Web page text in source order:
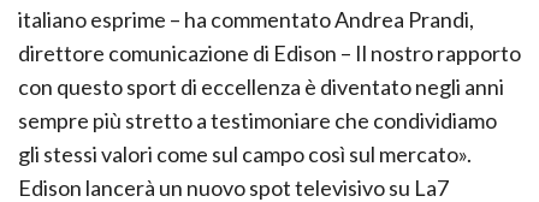
italiano esprime – ha commentato Andrea Prandi,
direttore comunicazione di Edison – Il nostro rapporto
con questo sport di eccellenza è diventato negli anni
sempre più stretto a testimoniare che condividiamo
gli stessi valori come sul campo così sul mercato».
Edison lancerà un nuovo spot televisivo su La7